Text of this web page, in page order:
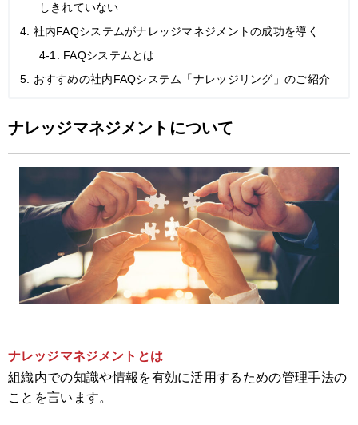
しきれていない
4. 社内FAQシステムがナレッジマネジメントの成功を導く
4-1. FAQシステムとは
5. おすすめの社内FAQシステム「ナレッジリング」のご紹介
ナレッジマネジメントについて
ナレッジマネジメントとは
組織内での知識や情報を有効に活用するための管理手法の
ことを言います。